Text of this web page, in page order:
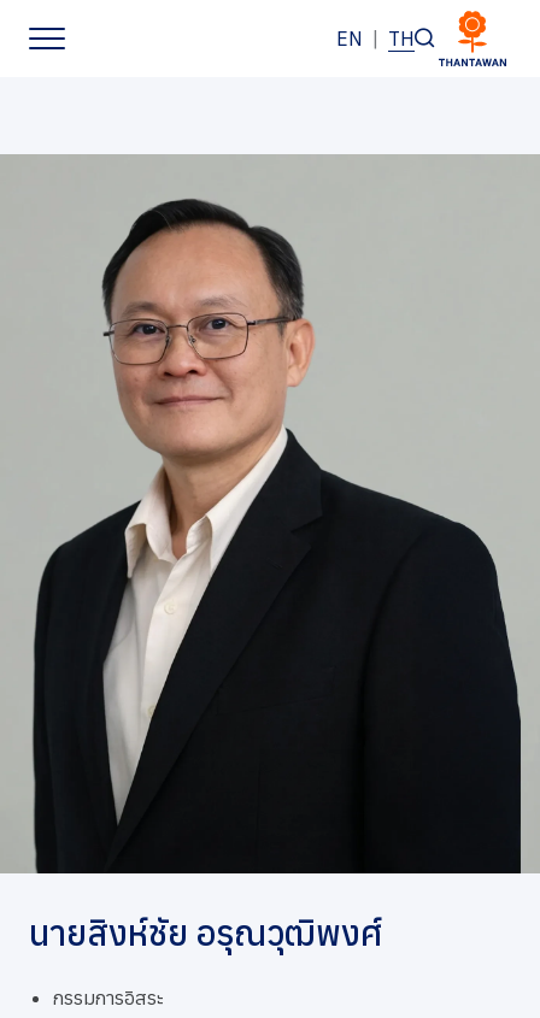
EN | TH
ธุรกิจของเรา
แบรนด์ของเรา
นักลงทุนสัมพันธ์
การพัฒนาอย่างยั่งยืน
การกำกับดูแลกิจการที่ดี
ข่าวสารและกิจกรรม
ร่วมงานกับเรา
ติดต่อเรา
นายสิงห์ชัย อรุณวุฒิพงศ์
กรรมการอิสระ